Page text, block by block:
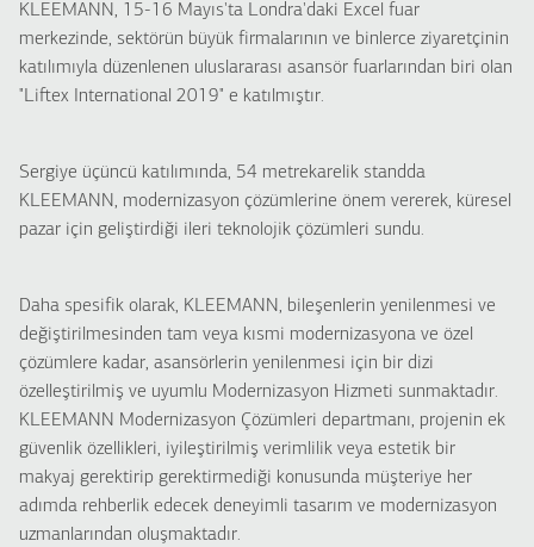
KLEEMANN, 15-16 Mayıs'ta Londra'daki Excel fuar
merkezinde, sektörün büyük firmalarının ve binlerce ziyaretçinin
katılımıyla düzenlenen uluslararası asansör fuarlarından biri olan
"Liftex International 2019" e katılmıştır.
Sergiye üçüncü katılımında, 54 metrekarelik standda
KLEEMANN, modernizasyon çözümlerine önem vererek, küresel
pazar için geliştirdiği ileri teknolojik çözümleri sundu.
Daha spesifik olarak, KLEEMANN, bileşenlerin yenilenmesi ve
değiştirilmesinden tam veya kısmi modernizasyona ve özel
çözümlere kadar, asansörlerin yenilenmesi için bir dizi
özelleştirilmiş ve uyumlu Modernizasyon Hizmeti sunmaktadır.
KLEEMANN Modernizasyon Çözümleri departmanı, projenin ek
güvenlik özellikleri, iyileştirilmiş verimlilik veya estetik bir
makyaj gerektirip gerektirmediği konusunda müşteriye her
adımda rehberlik edecek deneyimli tasarım ve modernizasyon
uzmanlarından oluşmaktadır.